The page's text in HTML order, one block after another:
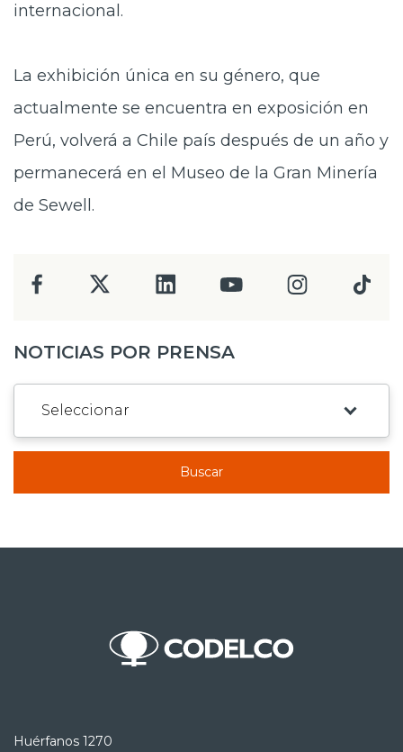
internacional.
La exhibición única en su género, que
actualmente se encuentra en exposición en
Perú, volverá a Chile país después de un año y
permanecerá en el Museo de la Gran Minería
de Sewell.
NOTICIAS POR PRENSA
Buscar
Huérfanos 1270